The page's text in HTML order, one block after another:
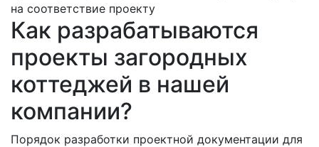
на соответствие проекту
Как разрабатываются
проекты загородных
коттеджей в нашей
компании?
Порядок разработки проектной документации для